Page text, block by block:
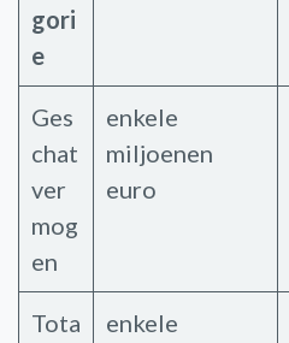
gori
e
Ges
chat
ver
mog
en
enkele
miljoenen
euro
Tota
enkele